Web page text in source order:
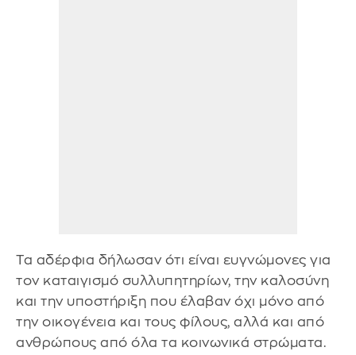
Τα αδέρφια δήλωσαν ότι είναι ευγνώμονες για
τον καταιγισμό συλλυπητηρίων, την καλοσύνη
και την υποστήριξη που έλαβαν όχι μόνο από
την οικογένεια και τους φίλους, αλλά και από
ανθρώπους από όλα τα κοινωνικά στρώματα.